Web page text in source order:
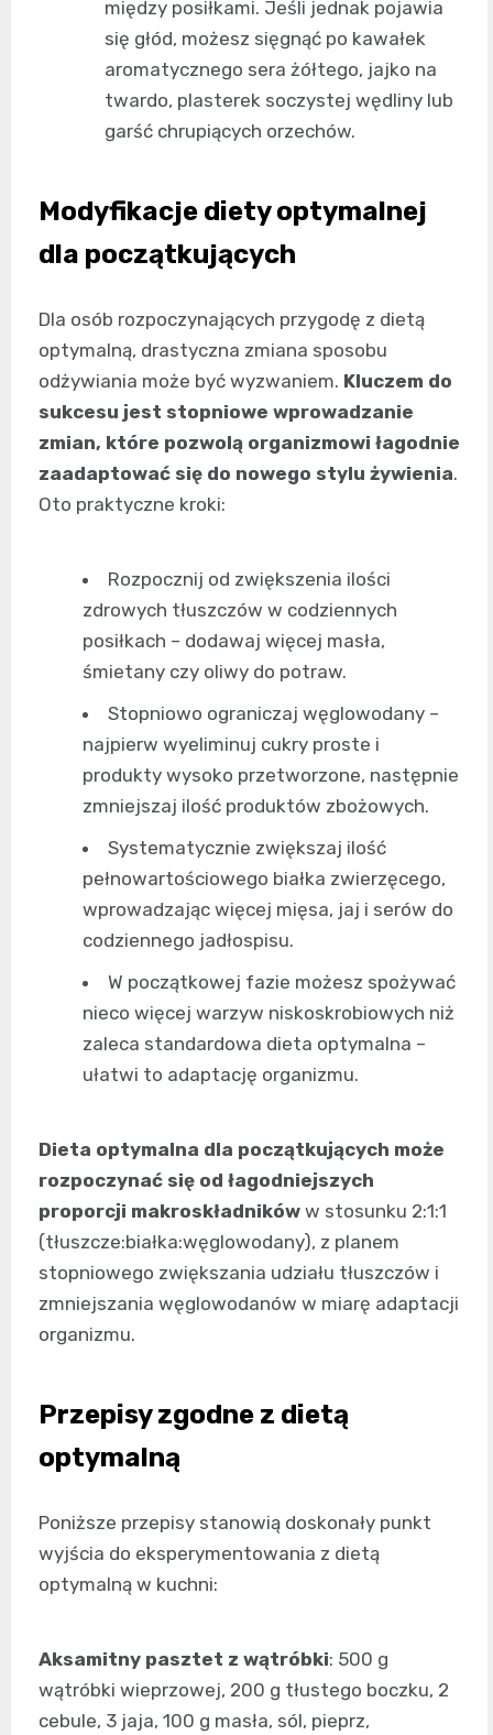
między posiłkami. Jeśli jednak pojawia
się głód, możesz sięgnąć po kawałek
aromatycznego sera żółtego, jajko na
twardo, plasterek soczystej wędliny lub
garść chrupiących orzechów.
Modyfikacje diety optymalnej
dla początkujących
Dla osób rozpoczynających przygodę z dietą
optymalną, drastyczna zmiana sposobu
odżywiania może być wyzwaniem. Kluczem do
sukcesu jest stopniowe wprowadzanie
zmian, które pozwolą organizmowi łagodnie
zaadaptować się do nowego stylu żywienia.
Oto praktyczne kroki:
Rozpocznij od zwiększenia ilości
zdrowych tłuszczów w codziennych
posiłkach – dodawaj więcej masła,
śmietany czy oliwy do potraw.
Stopniowo ograniczaj węglowodany –
najpierw wyeliminuj cukry proste i
produkty wysoko przetworzone, następnie
zmniejszaj ilość produktów zbożowych.
Systematycznie zwiększaj ilość
pełnowartościowego białka zwierzęcego,
wprowadzając więcej mięsa, jaj i serów do
codziennego jadłospisu.
W początkowej fazie możesz spożywać
nieco więcej warzyw niskoskrobiowych niż
zaleca standardowa dieta optymalna –
ułatwi to adaptację organizmu.
Dieta optymalna dla początkujących może
rozpoczynać się od łagodniejszych
proporcji makroskładników w stosunku 2:1:1
(tłuszcze:białka:węglowodany), z planem
stopniowego zwiększania udziału tłuszczów i
zmniejszania węglowodanów w miarę adaptacji
organizmu.
Przepisy zgodne z dietą
optymalną
Poniższe przepisy stanowią doskonały punkt
wyjścia do eksperymentowania z dietą
optymalną w kuchni:
Aksamitny pasztet z wątróbki: 500 g
wątróbki wieprzowej, 200 g tłustego boczku, 2
cebule, 3 jaja, 100 g masła, sól, pieprz,